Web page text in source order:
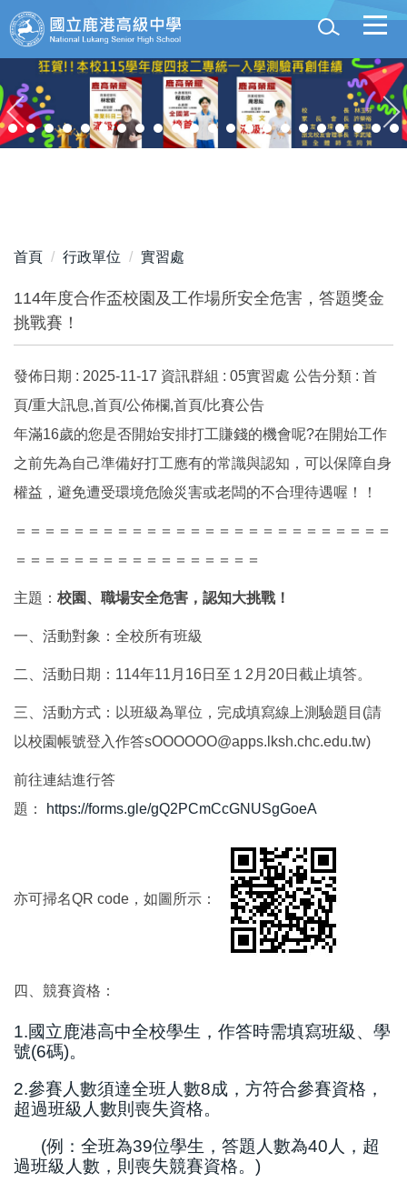
跳
到
主
內
容
區
首頁 行政單位 實習處
114年度合作盃校園及工作場所安全危害，答題獎金
挑戰賽！
發佈日期 : 2025-11-17 資訊群組 : 05實習處 公告分類 : 首
頁/重大訊息,首頁/公佈欄,首頁/比賽公告
年滿16歲的您是否開始安排打工賺錢的機會呢?在開始工作
之前先為自己準備好打工應有的常識與認知，可以保障自身
權益，避免遭受環境危險災害或老闆的不合理待遇喔！！
＝＝＝＝＝＝＝＝＝＝＝＝＝＝＝＝＝＝＝＝＝＝＝＝＝＝
＝＝＝＝＝＝＝＝＝＝＝＝＝＝＝＝＝
主題： 校園、職場安全危害，認知大挑戰！
一、活動對象：全校所有班級
二、活動日期：114年11月16日至１2月20日截止填答。
三、活動方式：以班級為單位，完成填寫線上測驗題目(請
以校園帳號登入作答sOOOOOO@apps.lksh.chc.edu.tw)
前往連結進行答
題：
https://forms.gle/gQ2PCmCcGNUSgGoeA
亦可掃名QR code，如圖所示：
四、競賽資格：
1.國立鹿港高中全校學生，作答時需填寫班級、學
號(6碼)。
2.參賽人數須達全班人數8成，方符合參賽資格，
超過班級人數則喪失資格。
(例：全班為39位學生，答題人數為40人，超
過班級人數，則喪失競賽資格。)